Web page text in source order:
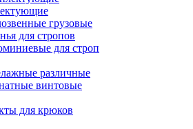
грузовые
для стропов
для строп
различные
винтовые
для крюков